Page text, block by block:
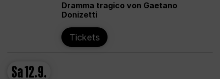
Dramma tragico von Gaetano
Donizetti
Tickets
Sa12.9.